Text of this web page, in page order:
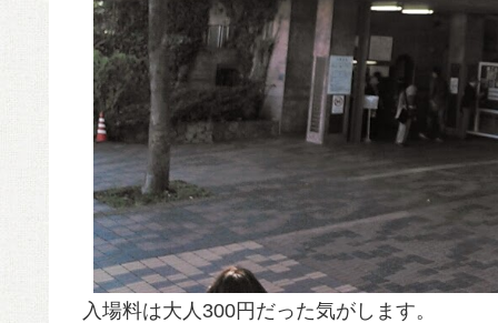
入場料は大人300円だった気がします。